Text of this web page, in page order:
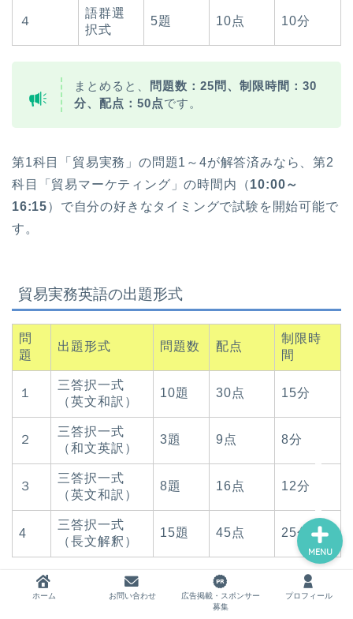
４
語群選
択式
5題 10点 10分
まとめると、
問題数：25問、制限時間：30
分、配点：50点です。
第1科目「貿易実務」の問題1～4が解答済みなら、第2
科目「貿易マーケティング」の時間内（10:00～
16:15）で自分の好きなタイミングで試験を開始可能で
す。
貿易実務英語の出題形式
問
題
出題形式 問題数 配点
制限時
間
１
三答択一式
（英文和訳）
10題 30点 15分
２
三答択一式
（和文英訳）
3題 9点 8分
３
三答択一式
（英文和訳）
8題 16点 12分
4
三答択一式
（長文解釈）
15題 45点 25分
まとめると、問題数：36問、制限時間：60
ホーム お問い合わせ
広告掲載・スポンサー
募集
プロフィール
MENU
ホーム
お問い合わせ
広告掲載・スポンサー募集
プロフィール